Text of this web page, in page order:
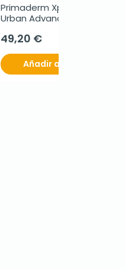
Primaderm Xpertsun
Urban Advance Rich
2x50 ml
49,20 €
Añadir al carrito